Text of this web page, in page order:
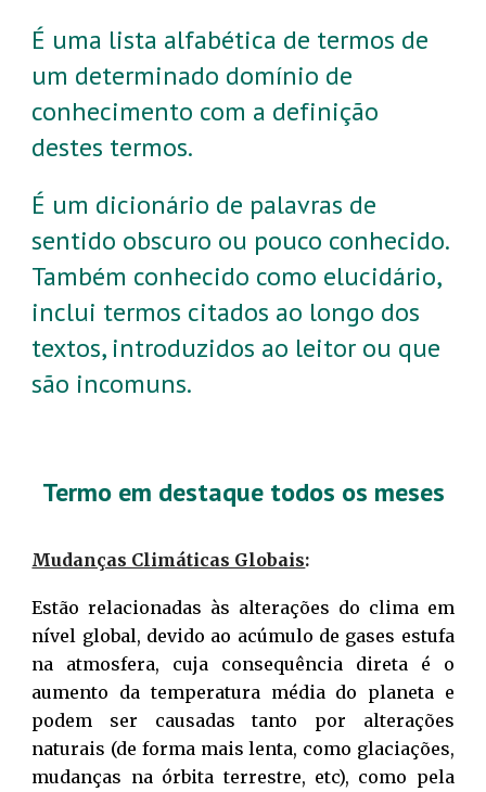
É uma lista alfabética de termos de
um determinado domínio de
conhecimento com a definição
destes termos.
É um dicionário de palavras de
sentido obscuro ou pouco conhecido.
Também conhecido como elucidário,
inclui termos citados ao longo dos
textos, introduzidos ao leitor ou que
são incomuns.
Termo em destaque todos os meses
Mudanças Climáticas Globais:
Estão relacionadas às alterações do clima em
nível global, devido ao acúmulo de gases estufa
na atmosfera, cuja consequência direta é o
aumento da temperatura média do planeta e
podem ser causadas tanto por alterações
naturais (de forma mais lenta, como glaciações,
mudanças na órbita terrestre, etc), como pela